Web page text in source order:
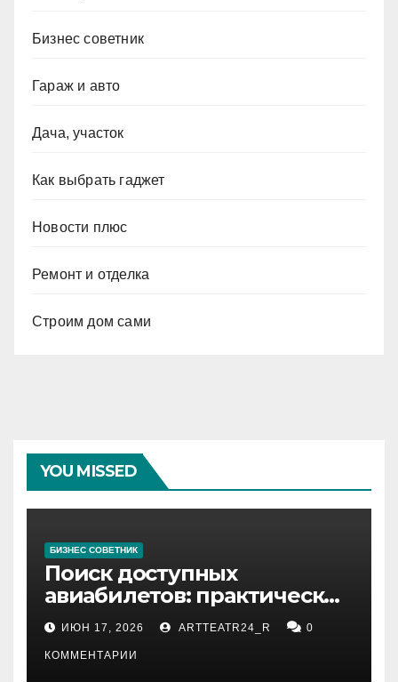
Бизнес советник
Гараж и авто
Дача, участок
Как выбрать гаджет
Новости плюс
Ремонт и отделка
Строим дом сами
YOU MISSED
БИЗНЕС СОВЕТНИК
Поиск доступных
авиабилетов: практические
рекомендации
ИЮН 17, 2026 ARTTEATR24_R 0
КОММЕНТАРИИ